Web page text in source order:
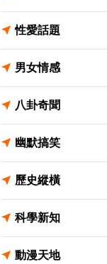
性愛話題
男女情感
八卦奇聞
幽默搞笑
歷史縱橫
科學新知
動漫天地